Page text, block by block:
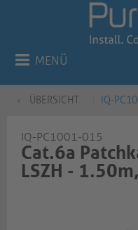
MENÜ
ÜBERSICHT IQ-
IQ-PC1001-015
Cat.6a
LSZH -